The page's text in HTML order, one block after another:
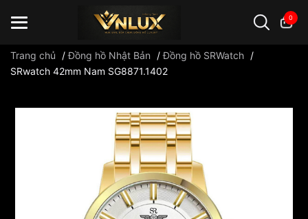
0
Trang chủ /Đồng hồ Nhật Bản /Đồng hồ SRWatch /
SRwatch 42mm Nam SG8871.1402